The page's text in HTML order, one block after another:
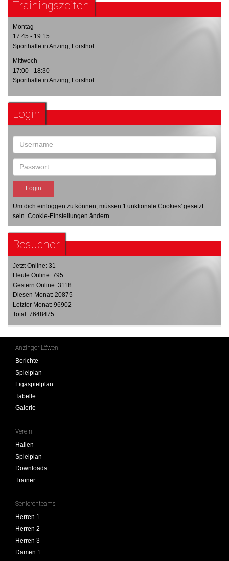
Trainingszeiten
Montag
17:45 - 19:15
Sporthalle in Anzing, Forsthof
Mittwoch
17:00 - 18:30
Sporthalle in Anzing, Forsthof
Login
Um dich einloggen zu können, müssen 'Funktionale Cookies' gesetzt
sein. Cookie-Einstellungen ändern
Besucher
Jetzt Online: 31
Heute Online: 795
Gestern Online: 3118
Diesen Monat: 20875
Letzter Monat: 96902
Total: 7648475
Anzinger Löwen
Berichte
Spielplan
Ligaspielplan
Tabelle
Galerie
Verein
Hallen
Spielplan
Downloads
Trainer
Seniorenteams
Herren 1
Herren 2
Herren 3
Damen 1